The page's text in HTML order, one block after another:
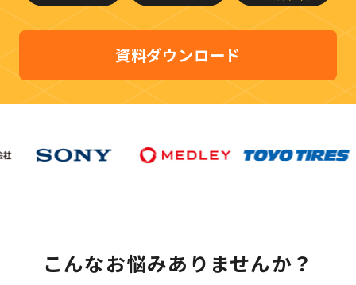
資料ダウンロード
こんなお悩みありませんか？